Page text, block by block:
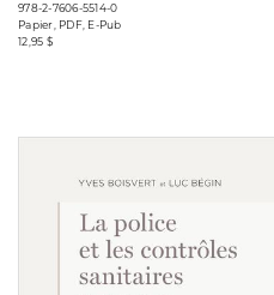
978-2-7606-5514-0
Papier, PDF, E-Pub
12,95 $